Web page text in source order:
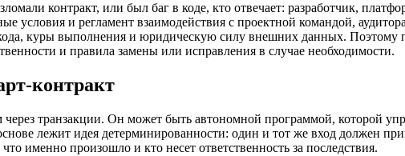
контракт, или был баг в коде, кто отвечает: разработчик,
условия и регламент взаимодействия с проектной командой,
куры выполнения и юридическую силу внешних данных. Поэтому
и правила замены или исправления в случае необходимости.
транзакции. Он может быть автономной программой, которой
лежит идея детерминированности: один и тот же вход должен
именно произошло и кто несет ответственность за последствия.